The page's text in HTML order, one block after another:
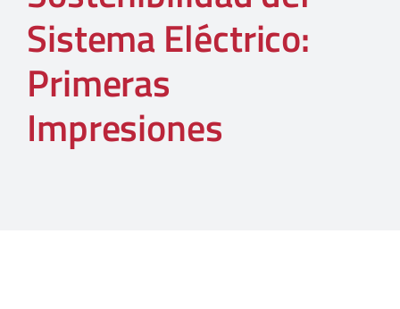
Sistema Eléctrico:
Primeras
Impresiones